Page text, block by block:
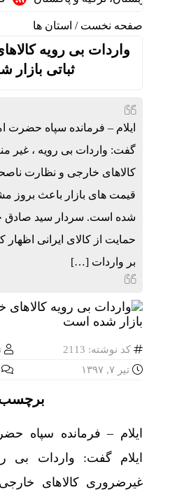
صفحه نخست / استان ها
واردات بی رویه
ثباتی
ایلام – فرمانده سپاه حضرت
گفت: واردات بی رویه ، غیر
کالاهای خارجی و نظارت
قیمت های بازار باعث بروز
شده است. سردار سید صادق
حمایت از کالای ایرانی اظهار
بر واردات […]
کد نوشته: 2113
تیر ۷, ۱۳۹۷
برچسب
ایلام – فرمانده سپاه
ایلام گفت: واردات بی
غیرضروری کالاهای